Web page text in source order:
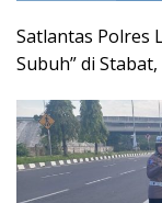
Satlantas Polres
Subuh” di